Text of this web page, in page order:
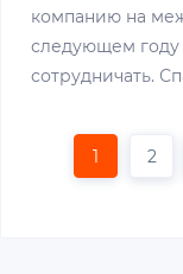
компанию на
следующем
сотрудничать.
1 2